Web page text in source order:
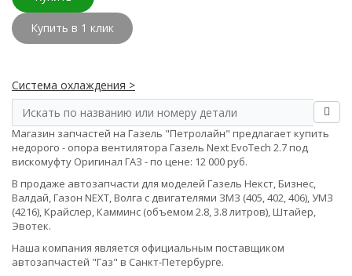
Купить в 1 клик
Система охлаждения >
Магазин запчастей на Газель "Петролайн" предлагает купить
недорого - опора вентилятора Газель Next EvoTech 2.7 под
вискомуфту Оригинал ГАЗ - по цене: 12 000 руб.
В продаже автозапчасти для моделей Газель Некст, Бизнес,
Валдай, Газон NEXT, Волга с двигателями ЗМЗ (405, 402, 406), УМЗ
(4216), Крайслер, Камминс (объемом 2.8, 3.8 литров), Штайер,
Эвотек.
Наша компания является официальным поставщиком
автозапчастей "Газ" в Санкт-Петербурге.